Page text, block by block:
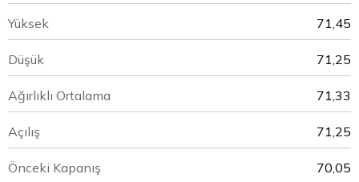
Yüksek 71,45
Düşük 71,25
Ağırlıklı Ortalama 71,33
Açılış 71,25
Önceki Kapanış 70,05